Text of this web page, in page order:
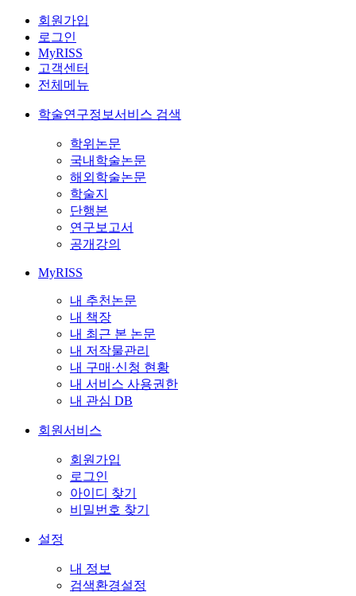
회원가입
로그인
MyRISS
고객센터
전체메뉴
학술연구정보서비스 검색
학위논문
국내학술논문
해외학술논문
학술지
단행본
연구보고서
공개강의
MyRISS
내 추천논문
내 책장
내 최근 본 논문
내 저작물관리
내 구매·신청 현황
내 서비스 사용권한
내 관심 DB
회원서비스
회원가입
로그인
아이디 찾기
비밀번호 찾기
설정
내 정보
검색환경설정